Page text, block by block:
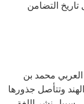
التضامن
العربي محمد بن
في أنحاء الهند وتتأصل جذورها